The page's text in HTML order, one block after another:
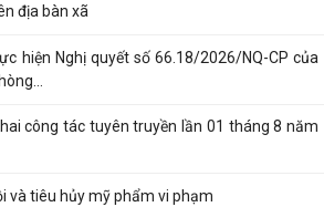
địa bàn xã
hiện Nghị quyết số 66.18/2026/NQ-CP của
công tác tuyên truyền lần 01 tháng 8 năm
và tiêu hủy mỹ phẩm vi phạm